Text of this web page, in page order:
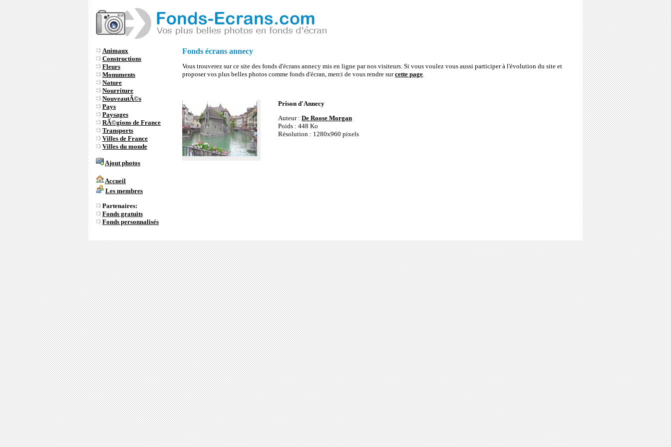
Animaux
Constructions
Fleurs
Monuments
Nature
Nourriture
NouveautÃ©s
Pays
Paysages
RÃ©gions de France
Transports
Villes de France
Villes du monde
Ajout photos
Accueil
Les membres
Partenaires:
Fonds gratuits
Fonds personnalisés
Fonds écrans annecy
Vous trouverez sur ce site des fonds d'écrans annecy mis en ligne par nos visiteurs. Si vous voulez vous aussi participer à l'évolution du site et
proposer vos plus belles photos comme fonds d'écran, merci de vous rendre surcette page.
Prison d'Annecy
Auteur : De Roose Morgan
Poids : 448 Ko
Résolution : 1280x960 pixels